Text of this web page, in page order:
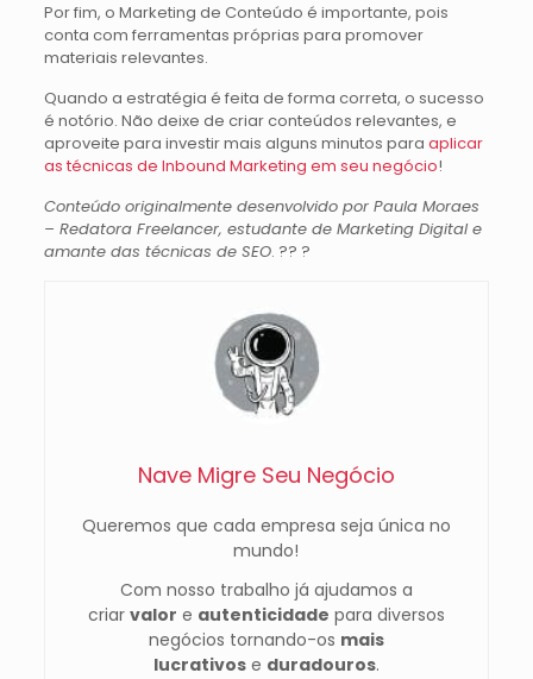
Por fim, o Marketing de Conteúdo é importante, pois
conta com ferramentas próprias para promover
materiais relevantes.
Quando a estratégia é feita de forma correta, o sucesso
é notório. Não deixe de criar conteúdos relevantes, e
aproveite para investir mais alguns minutos para aplicar
as técnicas de Inbound Marketing em seu negócio!
Conteúdo originalmente desenvolvido por Paula Moraes
– Redatora Freelancer, estudante de Marketing Digital e
amante das técnicas de SEO. ?‍? ?
Nave Migre Seu Negócio
Queremos que cada empresa seja única no
mundo!
Com nosso trabalho já ajudamos a
criar valor e autenticidade para diversos
negócios tornando-os mais
lucrativose duradouros.